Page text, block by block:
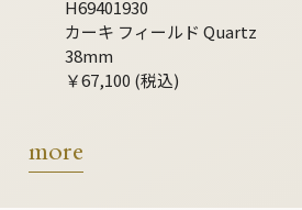
H69401930
カーキ フィールド Quartz
38mm
￥67,100 (税込)
more